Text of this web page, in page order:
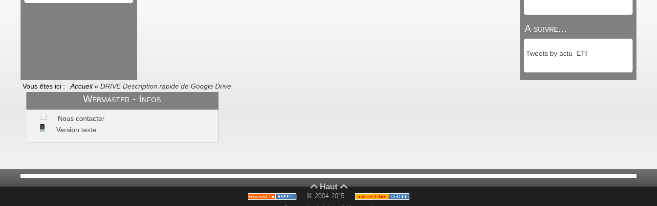
A suivre...
Tweets by actu_ETI
Vous êtes ici : Accueil» DRIVE Description rapide de Google Drive
Webmaster - Infos
Nous contacter
Version texte
Haut
© 2004-2015